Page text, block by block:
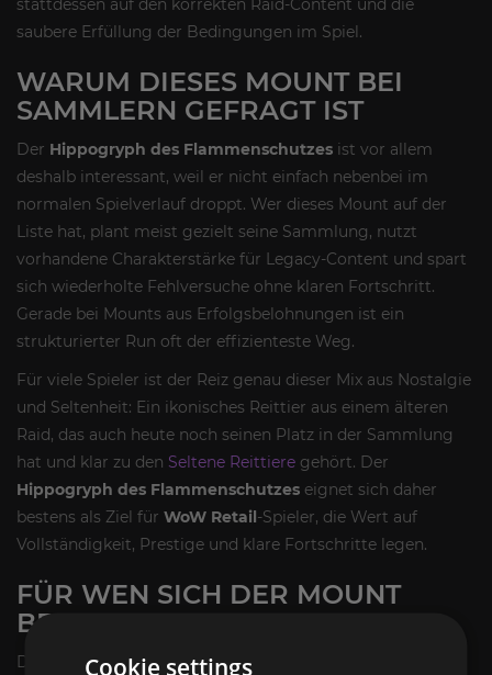
saubere Erfüllung der Bedingungen im Spiel.
WARUM DIESES MOUNT BEI
SAMMLERN GEFRAGT IST
Der Hippogryph des Flammenschutzes ist vor allem
deshalb interessant, weil er nicht einfach nebenbei im
normalen Spielverlauf droppt. Wer dieses Mount auf der
Liste hat, plant meist gezielt seine Sammlung, nutzt
vorhandene Charakterstärke für Legacy-Content und spart
sich wiederholte Fehlversuche ohne klaren Fortschritt.
Gerade bei Mounts aus Erfolgsbelohnungen ist ein
strukturierter Run oft der effizienteste Weg.
Für viele Spieler ist der Reiz genau dieser Mix aus Nostalgie
und Seltenheit: Ein ikonisches Reittier aus einem älteren
Raid, das auch heute noch seinen Platz in der Sammlung
hat und klar zu den Seltene Reittiere gehört. Der
Hippogryph des Flammenschutzes eignet sich daher
bestens als Ziel für WoW Retail-Spieler, die Wert auf
Vollständigkeit, Prestige und klare Fortschritte legen.
FÜR WEN SICH DER MOUNT
BESONDERS LOHNT
Dieses Reittier ist ideal für Spieler, die gezielt alte Inhalte
Cookie settings